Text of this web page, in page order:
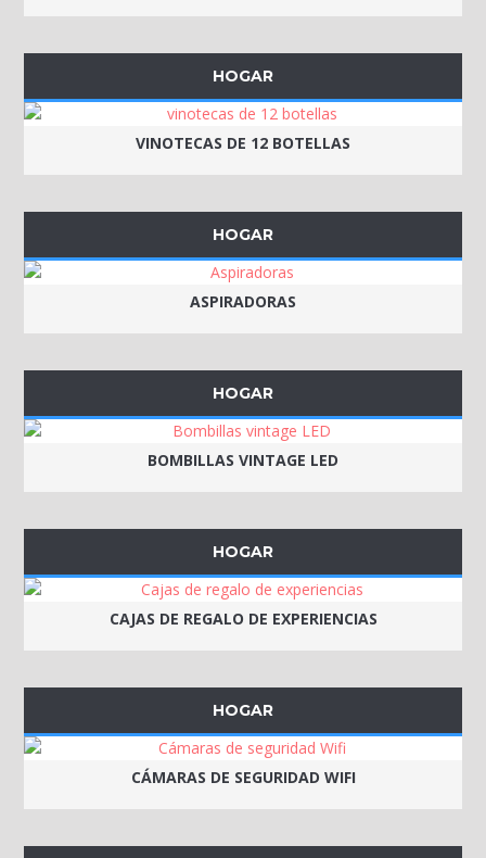
HOGAR
VINOTECAS DE 12 BOTELLAS
HOGAR
ASPIRADORAS
HOGAR
BOMBILLAS VINTAGE LED
HOGAR
CAJAS DE REGALO DE EXPERIENCIAS
HOGAR
CÁMARAS DE SEGURIDAD WIFI